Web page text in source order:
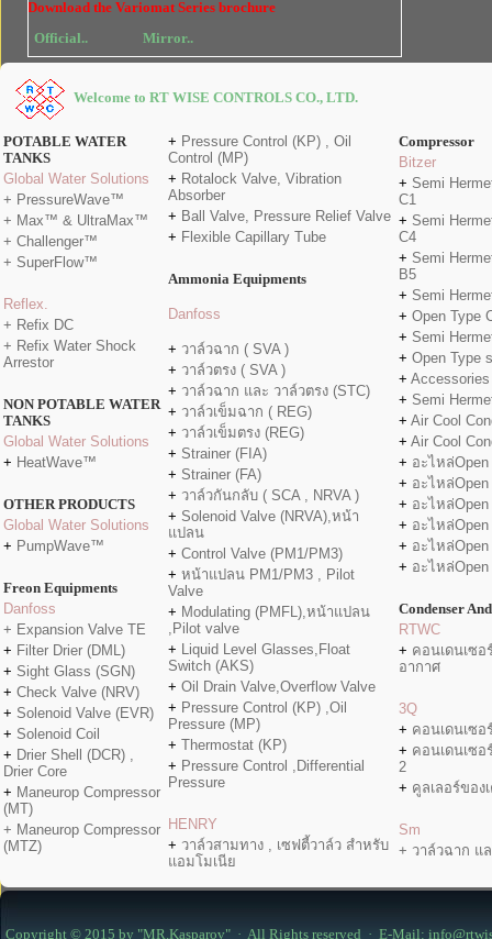
POTABLE WATER
TANKS
Global Water Solutions
+ PressureWave™
+ Max™ & UltraMax™
+ Challenger™
+ SuperFlow™
Reflex.
+ Refix DC
+ Refix Water Shock
Arrestor
NON POTABLE WATER
TANKS
Global Water Solutions
+ HeatWave™
OTHER PRODUCTS
Global Water Solutions
+ PumpWave™
Freon Equipments
Danfoss
+ Expansion Valve TE
+ Filter Drier (DML)
+ Sight Glass (SGN)
+ Check Valve (NRV)
+ Solenoid Valve (EVR)
+ Solenoid Coil
+ Drier Shell (DCR) ,
Drier Core
+ Maneurop Compressor
(MT)
+ Maneurop Compressor
(MTZ)
+ Pressure Control (KP) , Oil
Control (MP)
+ Rotalock Valve, Vibration
Absorber
+ Ball Valve, Pressure Relief Valve
+ Flexible Capillary Tube
Ammonia Equipments
Danfoss
+ วาล์วฉาก ( SVA )
+ วาล์วตรง ( SVA )
+ วาล์วฉาก และ วาล์วตรง (STC)
+ วาล์วเข็มฉาก ( REG)
+ วาล์วเข็มตรง (REG)
+ Strainer (FIA)
+ Strainer (FA)
+ วาล์วกันกลับ ( SCA , NRVA )
+ Solenoid Valve (NRVA),หน้า
แปลน
+ Control Valve (PM1/PM3)
+ หน้าแปลน PM1/PM3 , Pilot
Valve
+ Modulating (PMFL),หน้าแปลน
,Pilot valve
+ Liquid Level Glasses,Float
Switch (AKS)
+ Oil Drain Valve,Overflow Valve
+ Pressure Control (KP) ,Oil
Pressure (MP)
+ Thermostat (KP)
+ Pressure Control ,Differential
Pressure
HENRY
+ วาล์วสามทาง , เซฟตี้วาล์ว สำหรับ
แอมโมเนีย
Compressor
Bitzer
+ Semi
C1
+ Semi
C4
+ Semi
B5
+ Semi
+ Open Type
+ Semi
+ Open Type
+
+ Semi
+ Air Cool
+ Air Cool
+ อะไหล่Open
+ อะไหล่Open
+ อะไหล่Open
+ อะไหล่Open
+ อะไหล่Open
+ อะไหล่Open
Condenser
RTWC
+ คอนเดนเซ
อากาศ
3Q
+ คอนเดนเซ
+ คอนเดนเซ
2
+ คูลเลอร์ของ
Sm
+ วาล์วฉาก แ
Copyright © 2015 by "MR.Kasparov" · All Rights reserved · E-Mail:
Welcome to RT WISE CONTROLS CO., LTD.
Download the Variomat Series brochure
Official..
Mirror..